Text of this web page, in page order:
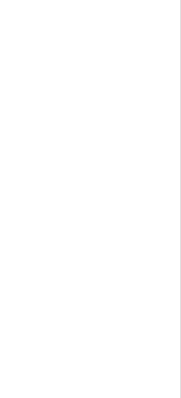
平衡。
最大化收
远超市场